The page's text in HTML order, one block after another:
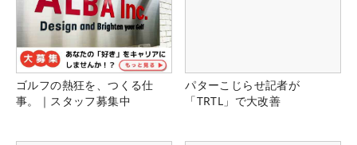
ゴルフの熱狂を、つくる仕
事。｜スタッフ募集中
パターこじらせ記者が
「TRTL」で大改善